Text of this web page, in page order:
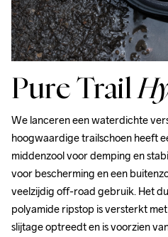
Pure Trail
We lanceren een waterdichte
hoogwaardige trailschoen heeft
middenzool voor demping en
voor bescherming en een
veelzijdig off-road gebruik. Het
polyamide ripstop is versterkt
slijtage optreedt en is voorzien